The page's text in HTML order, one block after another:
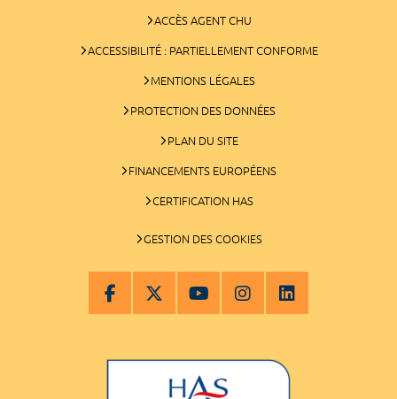
ACCÈS AGENT CHU
ACCESSIBILITÉ : PARTIELLEMENT CONFORME
MENTIONS LÉGALES
PROTECTION DES DONNÉES
PLAN DU SITE
FINANCEMENTS EUROPÉENS
CERTIFICATION HAS
GESTION DES COOKIES